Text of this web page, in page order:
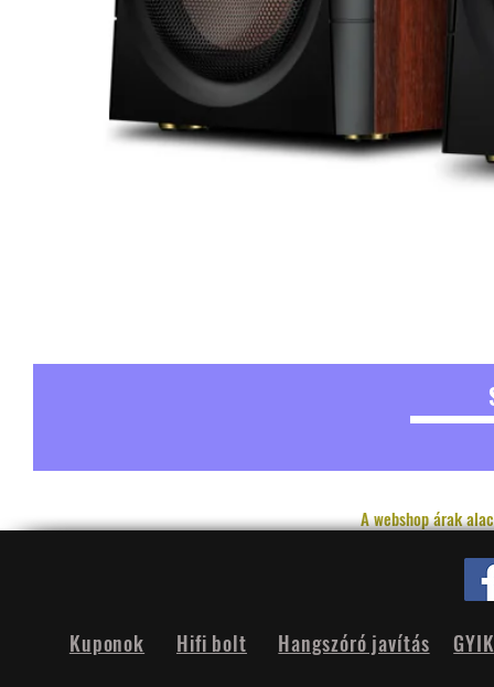
A webshop árak
Hifi bolt
Kuponok Hangszóró javítás GYIK